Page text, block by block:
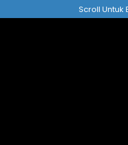
ke
Scroll Untuk